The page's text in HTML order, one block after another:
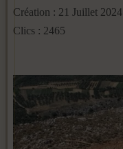
Création : 21 Juillet 2024
Clics : 2465